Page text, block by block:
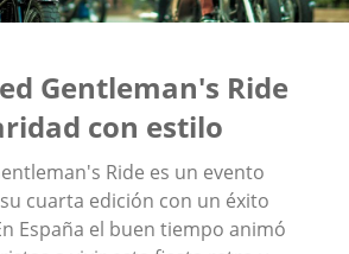
Gentleman's Ride
con estilo
Ride es un evento
cuarta edición con un éxito
España el buen tiempo animó